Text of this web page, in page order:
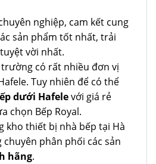
nghiệp, cam kết cung
sản phẩm tốt nhất, trải
vời nhất.
có rất nhiều đơn vị
Tuy nhiên để có thể
dưới Hafelevới giá rẻ
chọn Bếp Royal.
kho thiết bị nhà bếp tại Hà
chuyên phân phối các sản
hãng.